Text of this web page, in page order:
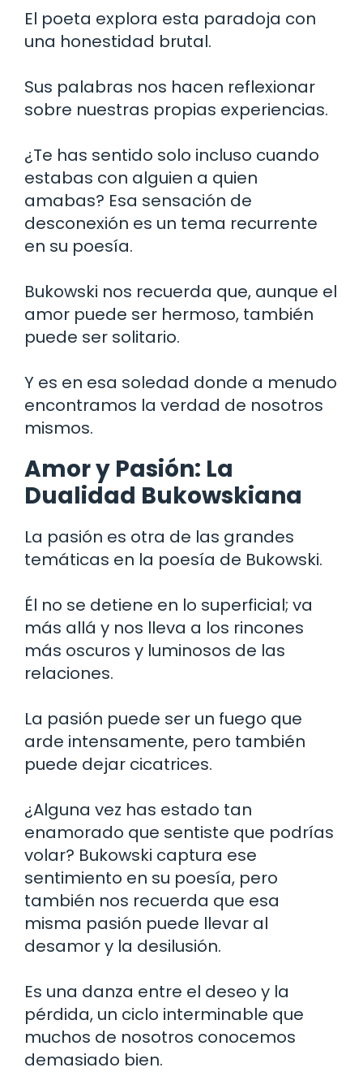
El poeta explora esta paradoja con
una honestidad brutal.
Sus palabras nos hacen reflexionar
sobre nuestras propias experiencias.
¿Te has sentido solo incluso cuando
estabas con alguien a quien
amabas? Esa sensación de
desconexión es un tema recurrente
en su poesía.
Bukowski nos recuerda que, aunque el
amor puede ser hermoso, también
puede ser solitario.
Y es en esa soledad donde a menudo
encontramos la verdad de nosotros
mismos.
Amor y Pasión: La
Dualidad Bukowskiana
La pasión es otra de las grandes
temáticas en la poesía de Bukowski.
Él no se detiene en lo superficial; va
más allá y nos lleva a los rincones
más oscuros y luminosos de las
relaciones.
La pasión puede ser un fuego que
arde intensamente, pero también
puede dejar cicatrices.
¿Alguna vez has estado tan
enamorado que sentiste que podrías
volar? Bukowski captura ese
sentimiento en su poesía, pero
también nos recuerda que esa
misma pasión puede llevar al
desamor y la desilusión.
Es una danza entre el deseo y la
pérdida, un ciclo interminable que
muchos de nosotros conocemos
demasiado bien.